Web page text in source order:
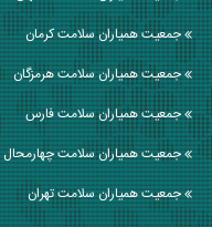
جمعیت همیاران سلامت كرمان
جمعیت همیاران سلامت هرمزگان
جمعیت همیاران سلامت فارس
جمعیت همیاران سلامت چهارمحال
جمعیت همیاران سلامت تهران